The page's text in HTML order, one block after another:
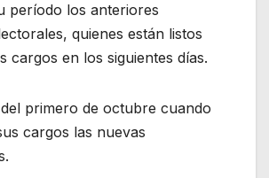
período los anteriores
quienes están listos
cargos en los siguientes días.
primero de octubre cuando
cargos las nuevas